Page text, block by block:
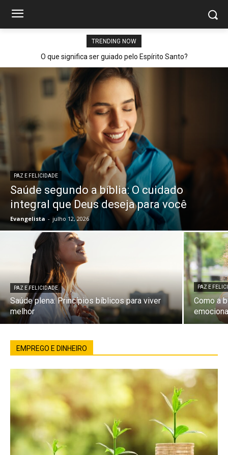
TRENDING NOW
O que significa ser guiado pelo Espírito Santo?
PAZ E FELICIDADE
Saúde segundo a bíblia: O cuidado
integral que Deus deseja para você
Evangelista - julho 12, 2026
PAZ E FELICIDADE
Saúde plena: Princípios bíblicos para viver
melhor
PAZ E
Como a
EMPREGO E DINHEIRO